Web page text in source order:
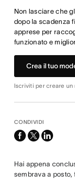
Non lasciare che
dopo la scadenza
apprese per
funzionato e
Crea il tuo
Iscriviti per creare
CONDIVIDI
facebook
x-
linkedin
Hai appena
sembrava a posto,